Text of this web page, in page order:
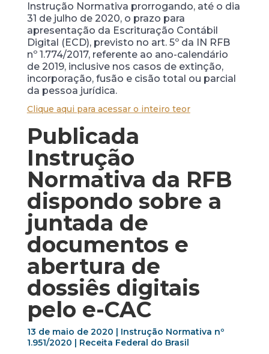
Instrução Normativa prorrogando, até o dia
31 de julho de 2020, o prazo para
apresentação da Escrituração Contábil
Digital (ECD), previsto no art. 5º da IN RFB
nº 1.774/2017, referente ao ano-calendário
de 2019, inclusive nos casos de extinção,
incorporação, fusão e cisão total ou parcial
da pessoa jurídica.
Clique aqui para acessar o inteiro teor
Publicada
Instrução
Normativa da RFB
dispondo sobre a
juntada de
documentos e
abertura de
dossiês digitais
pelo e-CAC
13 de maio de 2020 | Instrução Normativa nº
1.951/2020 | Receita Federal do Brasil